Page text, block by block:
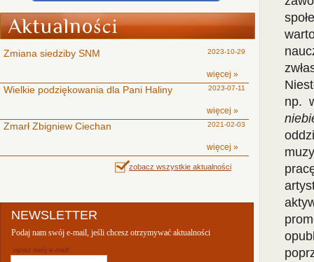
Zmiana siedziby SNM 2023-10-29
więcej »
Wielkie podziękowania dla Pani Haliny 2023-07-11
więcej »
Zmarł Zbigniew Ciechan 2021-02-03
więcej »
zobacz wszystkie aktualności
NEWSLETTER
Podaj nam swój e-mail, jeśli chcesz otrzymywać aktualności
wpisz swój e-mail:
np.